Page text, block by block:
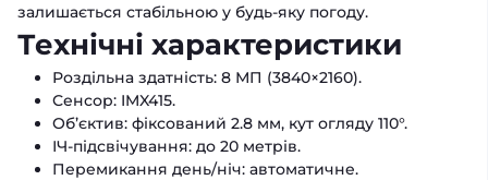
залишається стабільною у будь-яку погоду.
Технічні характеристики
Роздільна здатність: 8 МП (3840×2160).
Сенсор: IMX415.
Об’єктив: фіксований 2.8 мм, кут огляду 110°.
ІЧ-підсвічування: до 20 метрів.
Перемикання день/ніч: автоматичне.